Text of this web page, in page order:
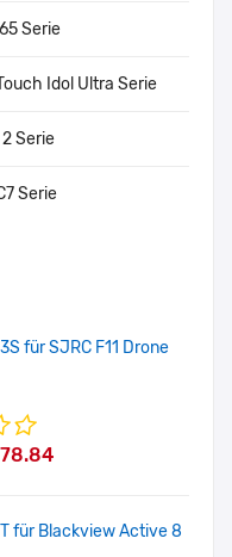
Serie
Idol Ultra Serie
Serie
Serie
für SJRC F11 Drone
für Blackview Active 8